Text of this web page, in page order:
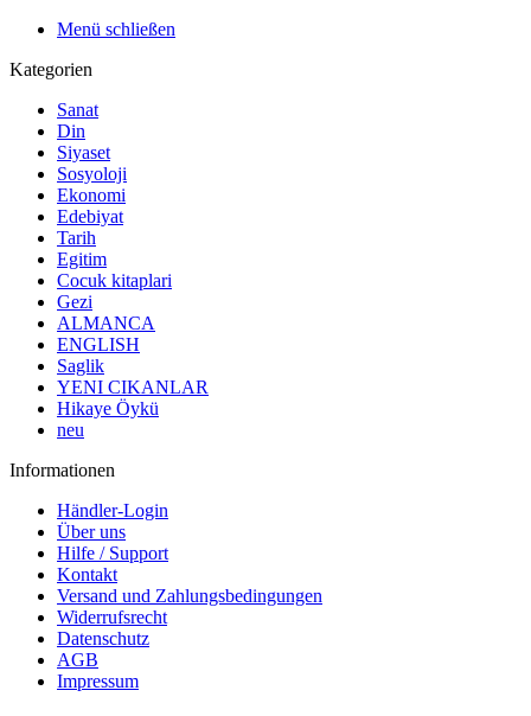
Menü schließen
Kategorien
Sanat
Din
Siyaset
Sosyoloji
Ekonomi
Edebiyat
Tarih
Egitim
Cocuk kitaplari
Gezi
ALMANCA
ENGLISH
Saglik
YENI CIKANLAR
Hikaye Öykü
neu
Informationen
Händler-Login
Über uns
Hilfe / Support
Kontakt
Versand und Zahlungsbedingungen
Widerrufsrecht
Datenschutz
AGB
Impressum